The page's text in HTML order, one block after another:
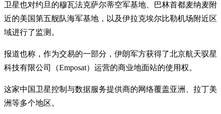
卫星也对约旦的穆瓦法克萨尔蒂空军基地、巴林首都麦纳麦附
近的美国第五舰队海军基地，以及伊拉克埃尔比勒机场附近区
域进行了监测。
报道也称，作为交易的一部分，伊朗军方获得了北京航天驭星
科技有限公司（Emposat）运营的商业地面站的使用权。
这家中国卫星控制与数据服务提供商的网络覆盖亚洲、拉丁美
洲等多个地区。